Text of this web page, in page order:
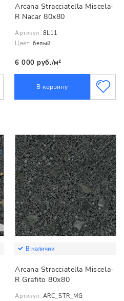
Arcana Stracciatella Miscela-
R Nacar 80x80
Артикул: 8L11
Цвет: белый
6 000 руб./м²
В корзину
В наличии
Arcana Stracciatella Miscela-
R Grafito 80x80
Артикул: ARC_STR_MG